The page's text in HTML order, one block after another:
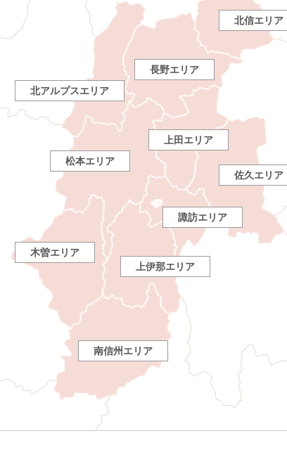
北信エリア
長野エリア
上田エリア
佐久エリア
北アルプスエリア
松本エリア
木曽エリア
諏訪エリア
上伊那エリア
南信州エリア